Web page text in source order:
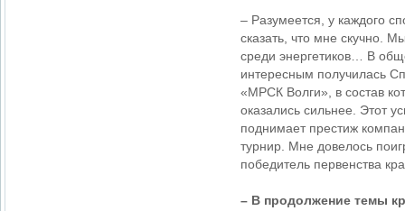
– Разумеется, у каждого
сказать, что мне скучно.
среди энергетиков… В
интересным получилась
«МРСК Волги», в состав
оказались сильнее. Этот
поднимает престиж
турнир. Мне довелось
победитель первенства
– В продолжение темы